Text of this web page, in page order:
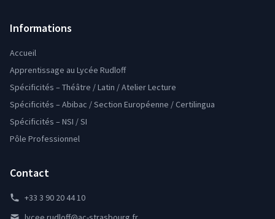
Informations
Accueil
Apprentissage au Lycée Rudloff
Spécificités – Théâtre / Latin / Atelier Lecture
Spécificités – Abibac / Section Européenne / Certilingua
Spécificités – NSI / SI
Pôle Professionnel
Contact
+33 3 90 20 44 10